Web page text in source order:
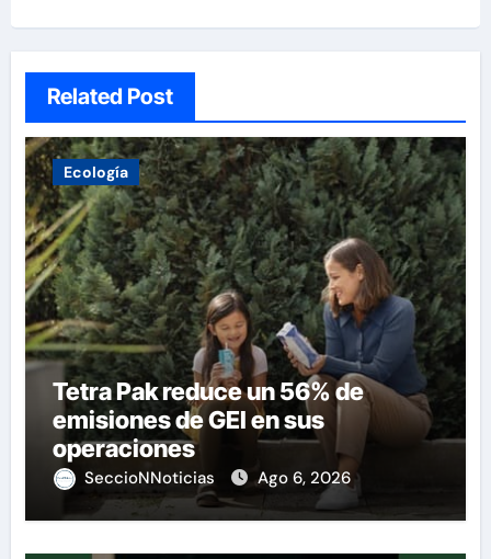
Related Post
Ecología
Tetra Pak reduce un 56% de
emisiones de GEI en sus
operaciones
SeccioNNoticias Ago 6, 2026